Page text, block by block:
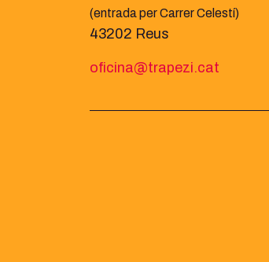
(entrada per Carrer Celestí)
43202 Reus
oficina@trapezi.cat